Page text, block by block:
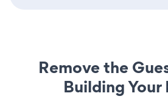
Remove the
Building Your